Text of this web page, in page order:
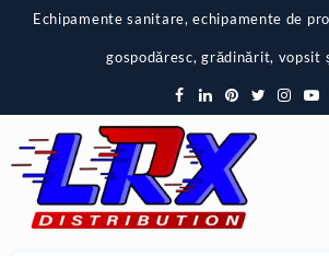
Echipamente sanitare, echipamente de
gospodăresc, grădinărit, vopsit